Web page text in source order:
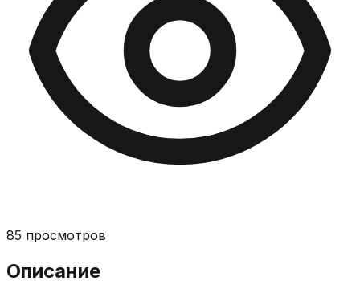
85 просмотров
Описание